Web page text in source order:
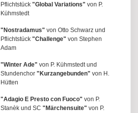
Pflichtstück "Global Variations" von P.
Kühmstedt
"Nostradamus" von Otto Schwarz und
Pflichtstück "Challenge" von Stephen
Adam
"Winter Ade" von P. Kühmstedt und
Stundenchor "Kurzangebunden" von H.
Hütten
"Adagio E Presto con Fuoco" von P.
Stanèk und SC "Märchensuite" von P.